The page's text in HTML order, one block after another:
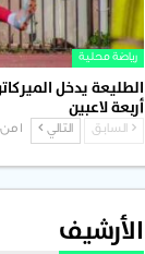
رياضة محلية
الطليعة يدخل
أربعة لاعبين
السابق التالي 1 من 1٬702
الأرشيف